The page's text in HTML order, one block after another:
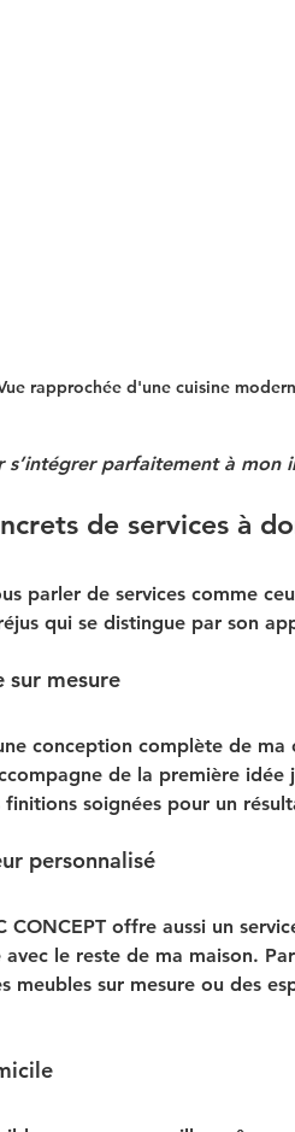
rapprochée d'une cuisine
s’intégrer parfaitement à mon
de services à
parler de services comme
qui se distingue par son
sur mesure
conception complète de
de la première
soignées pour un
personnalisé
CONCEPT offre aussi un
avec le reste de ma maison.
meubles sur mesure ou des